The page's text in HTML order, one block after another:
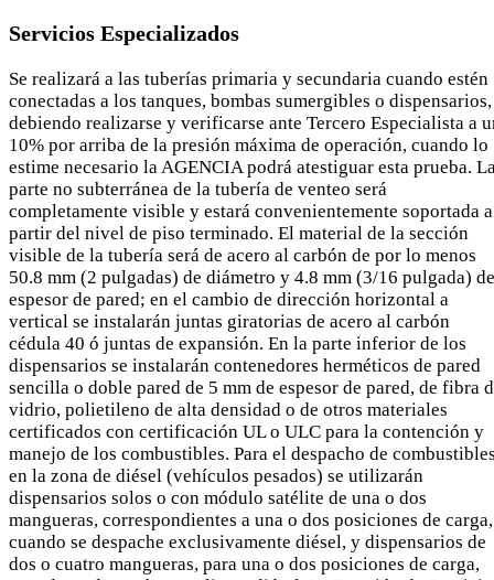
Servicios Especializados
Se realizará a las tuberías primaria y secundaria cuando estén
conectadas a los tanques, bombas sumergibles o dispensarios,
debiendo realizarse y verificarse ante Tercero Especialista a
10% por arriba de la presión máxima de operación, cuando lo
estime necesario la AGENCIA podrá atestiguar esta prueba.
parte no subterránea de la tubería de venteo será
completamente visible y estará convenientemente soportada a
partir del nivel de piso terminado. El material de la sección
visible de la tubería será de acero al carbón de por lo menos
50.8 mm (2 pulgadas) de diámetro y 4.8 mm (3/16 pulgada) de
espesor de pared; en el cambio de dirección horizontal a
vertical se instalarán juntas giratorias de acero al carbón
cédula 40 ó juntas de expansión. En la parte inferior de los
dispensarios se instalarán contenedores herméticos de pared
sencilla o doble pared de 5 mm de espesor de pared, de fibra
vidrio, polietileno de alta densidad o de otros materiales
certificados con certificación UL o ULC para la contención y
manejo de los combustibles. Para el despacho de
en la zona de diésel (vehículos pesados) se utilizarán
dispensarios solos o con módulo satélite de una o dos
mangueras, correspondientes a una o dos posiciones de carga,
cuando se despache exclusivamente diésel, y dispensarios de
dos o cuatro mangueras, para una o dos posiciones de carga,